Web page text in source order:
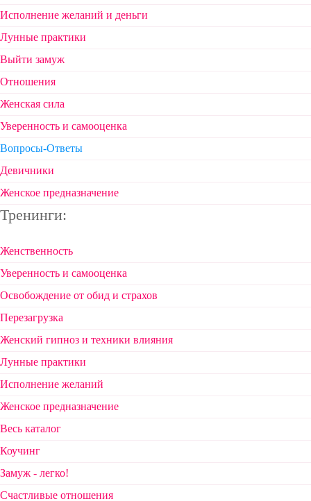
Исполнение желаний и деньги
Лунные практики
Выйти замуж
Отношения
Женская сила
Уверенность и самооценка
Вопросы-Ответы
Девичники
Женское предназначение
Тренинги:
Женственность
Уверенность и самооценка
Освобождение от обид и страхов
Перезагрузка
Женский гипноз и техники влияния
Лунные практики
Исполнение желаний
Женское предназначение
Весь каталог
Коучинг
Замуж - легко!
Счастливые отношения